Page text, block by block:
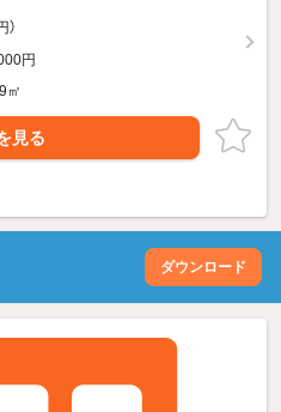
円
㎡
見る
ダウンロード